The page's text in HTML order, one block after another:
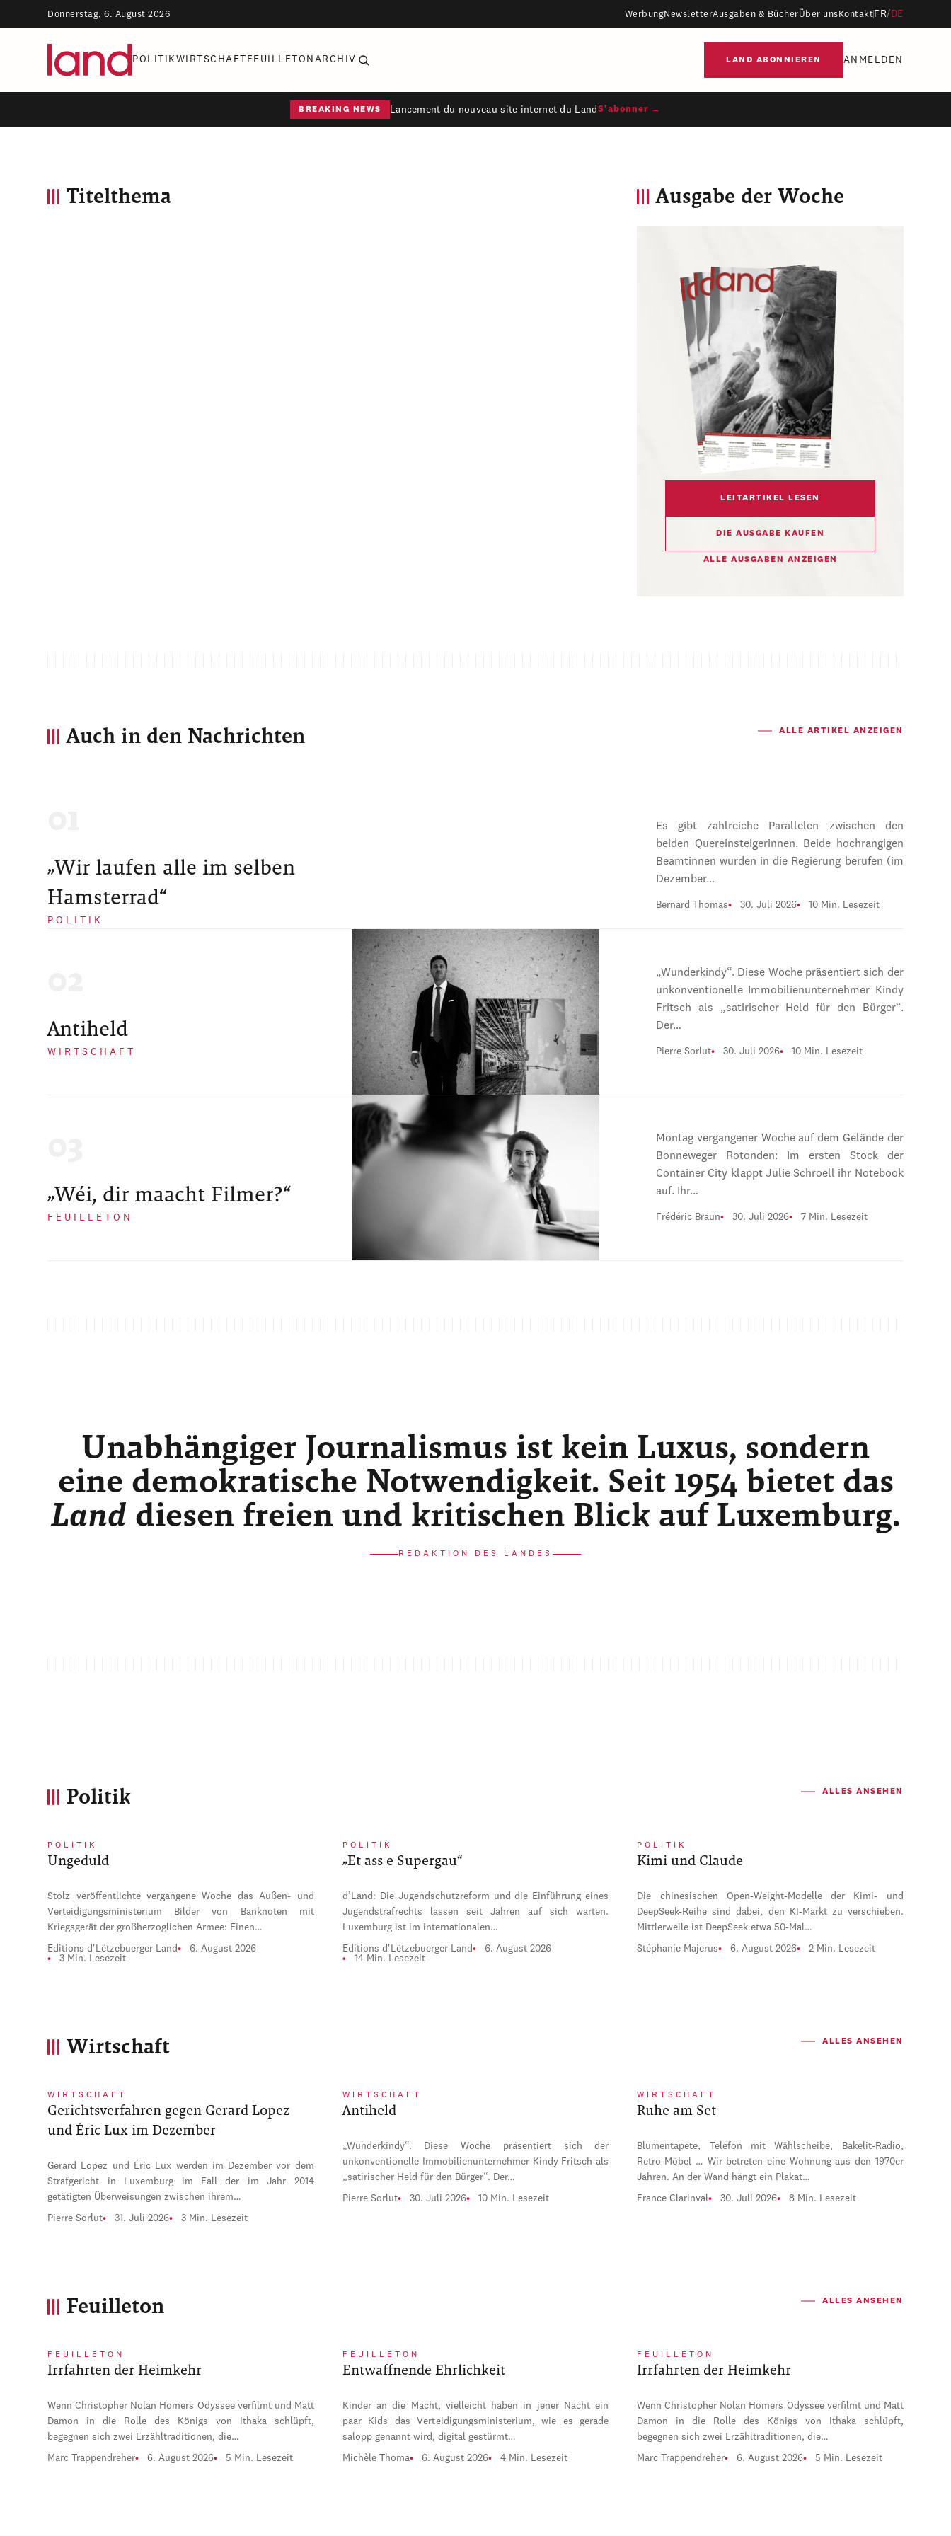
Donnerstag, 6. August 2026 WerbungNewsletterAusgaben & BücherÜber uns Kontakt FR/ DE
POLITIKWIRTSCHAFT FEUILLETON ARCHIV LAND ABONNIEREN ANMELDEN
BREAKING NEWS Lancement du nouveau site internet du Land S'abonner →
Titelthema Ausgabe der Woche
LEITARTIKEL LESEN
DIE AUSGABE KAUFEN
ALLE AUSGABEN ANZEIGEN
Auch in den Nachrichten ALLE ARTIKEL ANZEIGEN
„Wir laufen alle im selben
Hamsterrad“
POLITIK
Es gibt zahlreiche Parallelen zwischen den
beiden Quereinsteigerinnen. Beide hochrangigen
Beamtinnen wurden in die Regierung berufen (im
Dezember…
Bernard Thomas 30. Juli 2026 10 Min. Lesezeit
Antiheld
WIRTSCHAFT
„Wunderkindy“. Diese Woche präsentiert sich der
unkonventionelle Immobilienunternehmer Kindy
Fritsch als „satirischer Held für den Bürger“.
Der…
Pierre Sorlut 30. Juli 2026 10 Min. Lesezeit
„Wéi, dir maacht Filmer?“
FEUILLETON
Montag vergangener Woche auf dem Gelände der
Bonneweger Rotonden: Im ersten Stock der
Container City klappt Julie Schroell ihr Notebook
auf. Ihr…
Frédéric Braun 30. Juli 2026 7 Min. Lesezeit
Unabhängiger Journalismus ist kein Luxus, sondern
eine demokratische Notwendigkeit. Seit 1954 bietet das
Land diesen freien und kritischen Blick auf Luxemburg.
REDAKTION DES LANDES
Politik ALLES ANSEHEN
POLITIK
Ungeduld
Stolz veröffentlichte vergangene Woche das Außen- und
Verteidigungsministerium Bilder von Banknoten mit
Kriegsgerät der großherzoglichen Armee: Einen…
Editions d'Lëtzebuerger Land
6. August 2026
3 Min. Lesezeit
POLITIK
„Et ass e Supergau“
d’Land: Die Jugendschutzreform und die Einführung eines
Jugendstrafrechts lassen seit Jahren auf sich warten.
Luxemburg ist im internationalen…
Editions d'Lëtzebuerger Land
6. August 2026
14 Min. Lesezeit
POLITIK
Kimi und Claude
Die chinesischen Open-Weight-Modelle der Kimi- und
DeepSeek-Reihe sind dabei, den KI-Markt zu verschieben.
Mittlerweile ist DeepSeek etwa 50-Mal…
Stéphanie Majerus 6. August 2026 2 Min. Lesezeit
Wirtschaft ALLES ANSEHEN
WIRTSCHAFT
Gerichtsverfahren gegen Gerard Lopez
und Éric Lux im Dezember
Gerard Lopez und Éric Lux werden im Dezember vor dem
Strafgericht in Luxemburg im Fall der im Jahr 2014
getätigten Überweisungen zwischen ihrem…
Pierre Sorlut 31. Juli 2026 3 Min. Lesezeit
WIRTSCHAFT
Antiheld
„Wunderkindy“. Diese Woche präsentiert sich der
unkonventionelle Immobilienunternehmer Kindy Fritsch als
„satirischer Held für den Bürger“. Der…
Pierre Sorlut 30. Juli 2026 10 Min. Lesezeit
WIRTSCHAFT
Ruhe am Set
Blumentapete, Telefon mit Wählscheibe, Bakelit-Radio,
Retro-Möbel … Wir betreten eine Wohnung aus den 1970er
Jahren. An der Wand hängt ein Plakat…
France Clarinval 30. Juli 2026 8 Min. Lesezeit
Feuilleton ALLES ANSEHEN
FEUILLETON
Irrfahrten der Heimkehr
Wenn Christopher Nolan Homers Odyssee verfilmt und Matt
Damon in die Rolle des Königs von Ithaka schlüpft,
begegnen sich zwei Erzähltraditionen, die…
Marc Trappendreher 6. August 2026 5 Min. Lesezeit
FEUILLETON
Entwaffnende Ehrlichkeit
Kinder an die Macht, vielleicht haben in jener Nacht ein
paar Kids das Verteidigungsministerium, wie es gerade
salopp genannt wird, digital gestürmt…
Michèle Thoma 6. August 2026 4 Min. Lesezeit
FEUILLETON
Irrfahrten der Heimkehr
Wenn Christopher Nolan Homers Odyssee verfilmt und Matt
Damon in die Rolle des Königs von Ithaka schlüpft,
begegnen sich zwei Erzähltraditionen, die…
Marc Trappendreher 6. August 2026 5 Min. Lesezeit